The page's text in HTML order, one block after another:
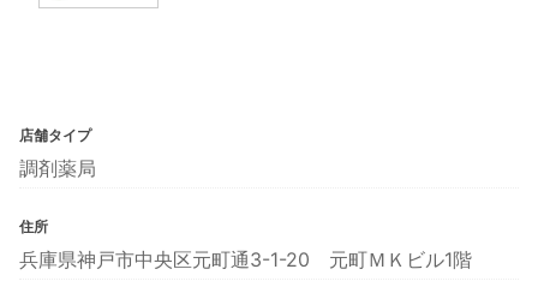
店舗タイプ
調剤薬局
住所
兵庫県神戸市中央区元町通3-1-20 元町ＭＫビル1階